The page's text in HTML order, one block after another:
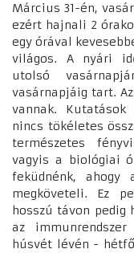
Március 31-én,
ezért hajnali 2
egy órával
világos. A nyári
utolsó
vasárnapjáig tart.
vannak.
nincs tökéletes
természetes
vagyis a biológiai
feküdnénk,
megköveteli. Ez
hosszú távon pedig
az
húsvét lévén -